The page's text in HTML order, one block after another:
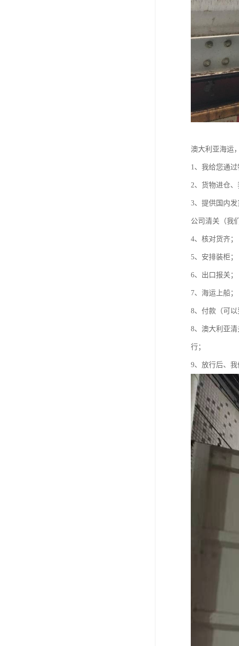
澳大利亚海运
1、我给您通
2、货物进仓
3、提供国内
公司清关（我
4、核对货齐；
5、安排装柜；
6、出口报关；
7、海运上船；
8、付款（可
8、澳大利亚
行；
9、放行后、